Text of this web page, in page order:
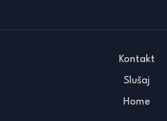
Kontakt
Slušaj
Home